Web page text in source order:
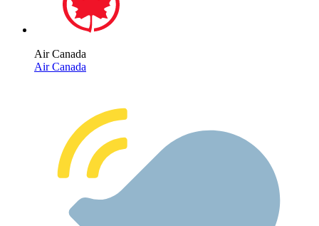
Air Canada
Air Canada